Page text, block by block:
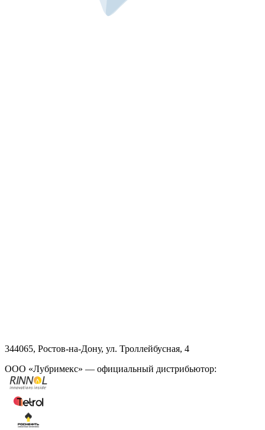
344065, Ростов-на-Дону, ул. Троллейбусная, 4
ООО «Лубримекс» — официальный дистрибьютор: